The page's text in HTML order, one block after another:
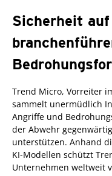
Sicherheit auf
Trend Micro, Vorreiter
sammelt unermüdlich
Angriffe und
der Abwehr
unterstützen. Anhand
KI-Modellen schützt
Unternehmen weltweit